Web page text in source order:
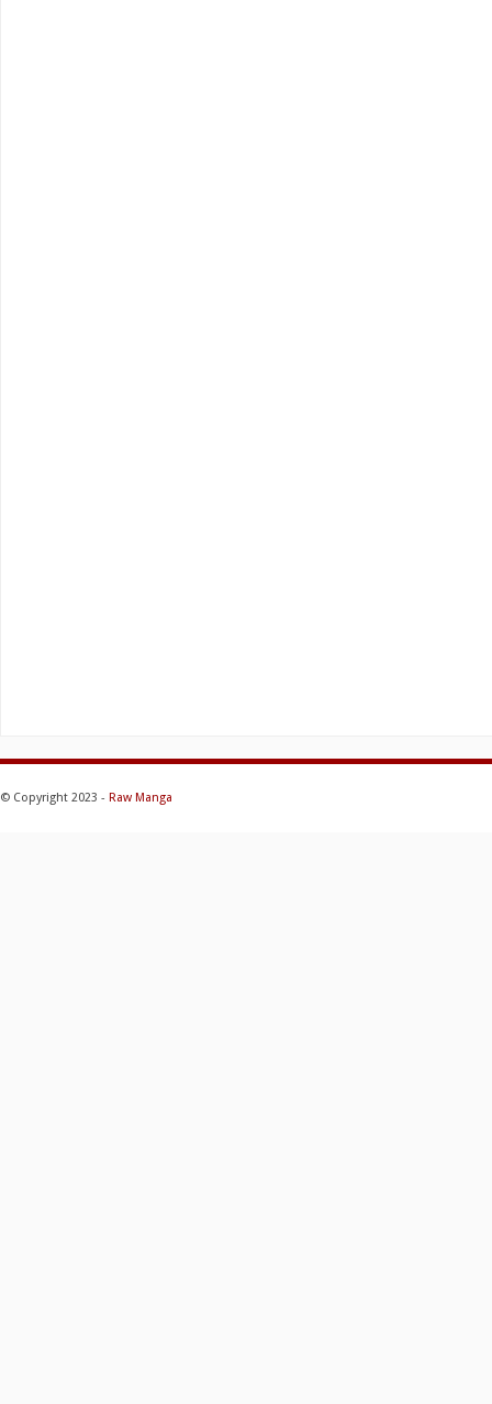
© Copyright 2023 - Raw Manga